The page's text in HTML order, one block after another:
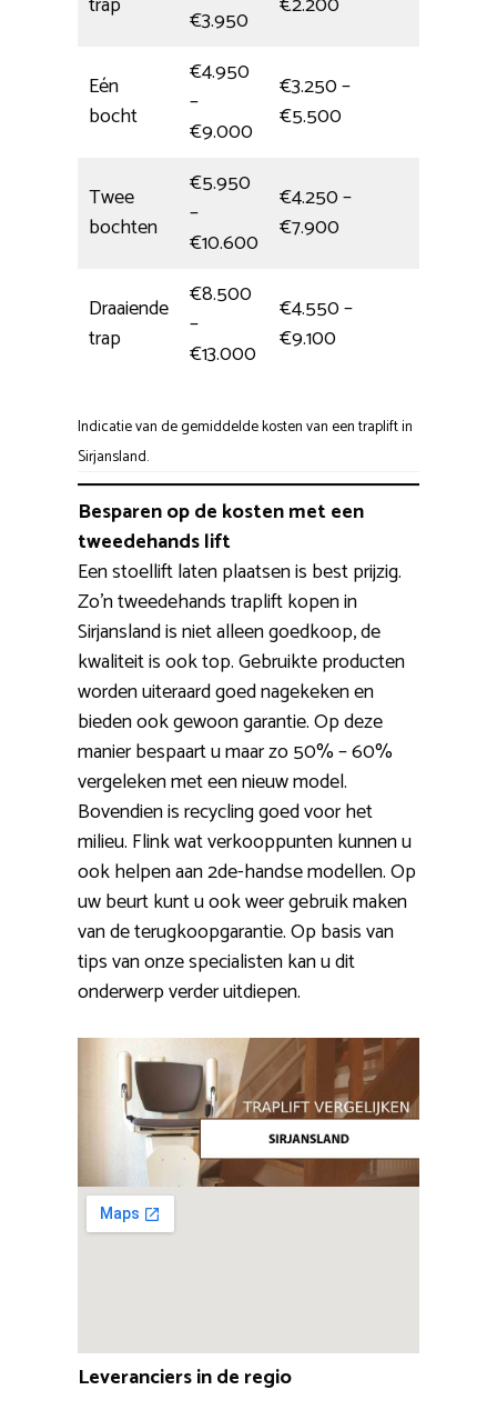
€3.950
Eén
bocht
€4.950
–
€9.000
€3.250 –
€5.500
Twee
bochten
€5.950
–
€10.600
€4.250 –
€7.900
Draaiende
trap
€8.500
–
€13.000
€4.550 –
€9.100
Indicatie van de gemiddelde kosten van een traplift in
Sirjansland.
Besparen op de kosten met een
tweedehands lift
Een stoellift laten plaatsen is best prijzig.
Zo’n tweedehands traplift kopen in
Sirjansland is niet alleen goedkoop, de
kwaliteit is ook top. Gebruikte producten
worden uiteraard goed nagekeken en
bieden ook gewoon garantie. Op deze
manier bespaart u maar zo 50% – 60%
vergeleken met een nieuw model.
Bovendien is recycling goed voor het
milieu. Flink wat verkooppunten kunnen u
ook helpen aan 2de-handse modellen. Op
uw beurt kunt u ook weer gebruik maken
van de terugkoopgarantie. Op basis van
tips van onze specialisten kan u dit
onderwerp verder uitdiepen.
Leveranciers in de regio